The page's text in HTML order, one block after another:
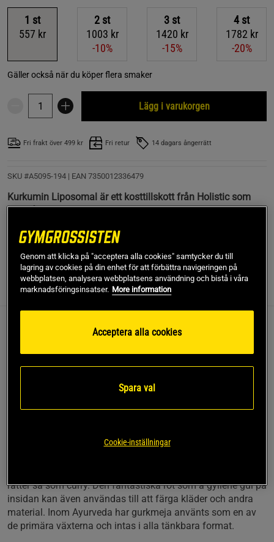
1 st
557 kr
2 st
1003 kr
-10%
3 st
1420 kr
-15%
4 st
1782 kr
-20%
Gäller också när du köper flera smaker
Lägg i varukorgen
Fri frakt över 499 kr Fri retur 14 dagars ångerrätt
SKU #A5095-194 | EAN 7350012336479
Kurkumin Liposomal är ett kosttillskott från Holistic som
innehåller standardiserat gurkmejaextrakt som är omslutet
Läs mer
Information Recensioner Näring & Ingredienser
Kurkumin Liposomal är ett kosttillskott från Holistic som
av fosfolipider i liposomer.
Avancerat extrakt av gurkmeja med hela 95 %
Kurkuminoiderna är omslutna av fosfolipider
rätter så som curry. Den fantastiska rot som ä gyllene gul på
insidan kan även användas till att färga kläder och andra
material. Inom Ayurveda har gurkmeja använts som en av
de primära växterna och intas i alla tänkbara format.
Genom att klicka på "acceptera alla cookies" samtycker du till
lagring av cookies på din enhet för att förbättra navigeringen på
webbplatsen, analysera webbplatsens användning och bistå i våra
marknadsföringsinsatser. More information
Acceptera alla cookies
Spara val
Cookie-inställningar